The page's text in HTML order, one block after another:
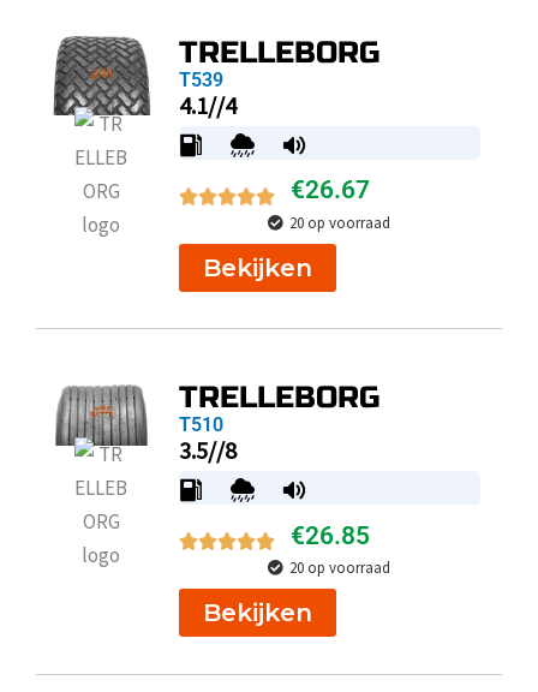
TRELLEBORG
T539
4.1//4
€26.67
20 op voorraad
Bekijken
TRELLEBORG
T510
3.5//8
€26.85
20 op voorraad
Bekijken